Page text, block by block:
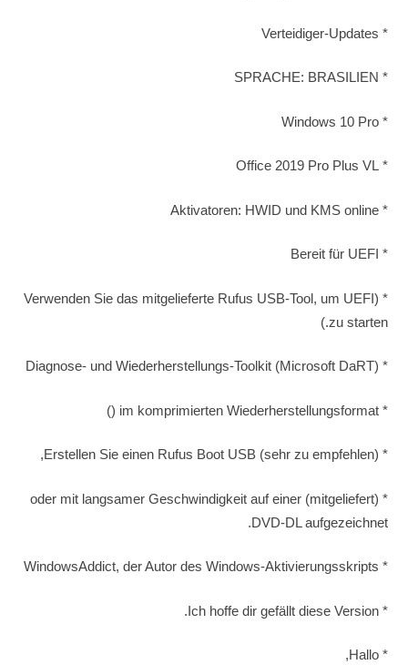
* Verteidiger-Updates
* SPRACHE: BRASILIEN
* Windows 10 Pro
* Office 2019 Pro Plus VL
* Aktivatoren: HWID und KMS online
* Bereit für UEFI
* (Verwenden Sie das mitgelieferte Rufus USB-Tool, um UEFI
zu starten.)
* Diagnose- und Wiederherstellungs-Toolkit (Microsoft DaRT)
* im komprimierten Wiederherstellungsformat ()
* Erstellen Sie einen Rufus Boot USB (sehr zu empfehlen),
* (mitgeliefert) oder mit langsamer Geschwindigkeit auf einer
DVD-DL aufgezeichnet.
* WindowsAddict, der Autor des Windows-Aktivierungsskripts
* Ich hoffe dir gefällt diese Version.
* Hallo,